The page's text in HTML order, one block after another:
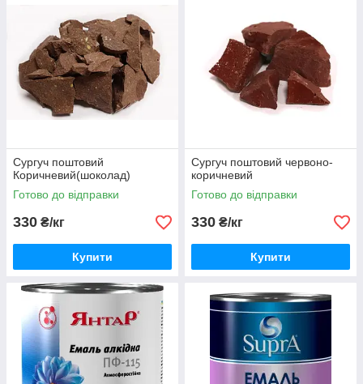
Сургуч поштовий
Коричневий(шоколад)
Готово до відправки
330 ₴/кг
Купити
Сургуч поштовий червоно-
коричневий
Готово до відправки
330 ₴/кг
Купити